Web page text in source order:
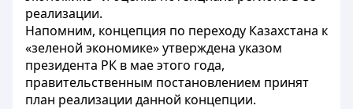
реализации.
Напомним, концепция по переходу Казахстана к
«зеленой экономике» утверждена указом
президента РК в мае этого года,
правительственным постановлением принят
план реализации данной концепции.